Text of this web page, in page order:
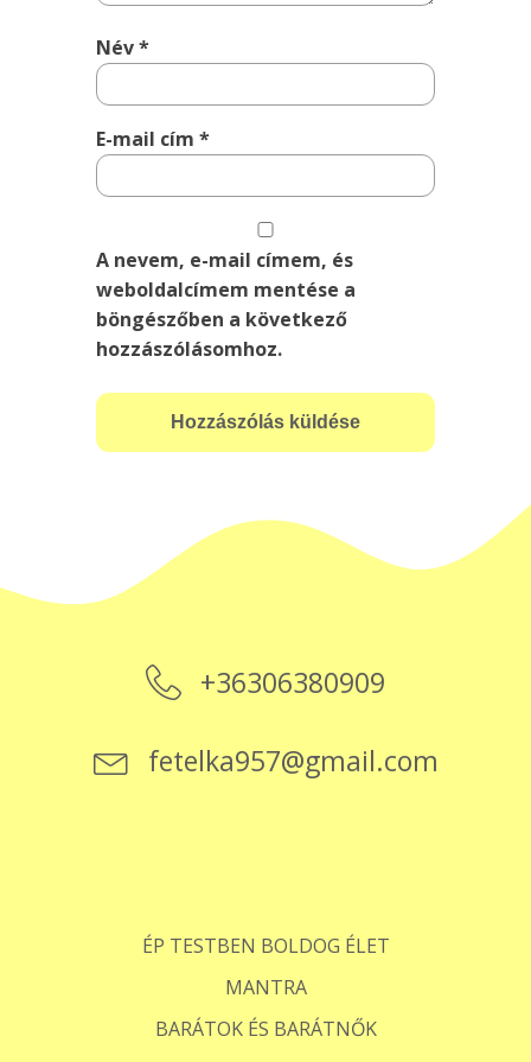
Név*
E-mail cím*
A nevem, e-mail címem, és
weboldalcímem mentése a
böngészőben a következő
hozzászólásomhoz.
+36306380909
fetelka957@gmail.com
ÉP TESTBEN BOLDOG ÉLET
MANTRA
BARÁTOK ÉS BARÁTNŐK